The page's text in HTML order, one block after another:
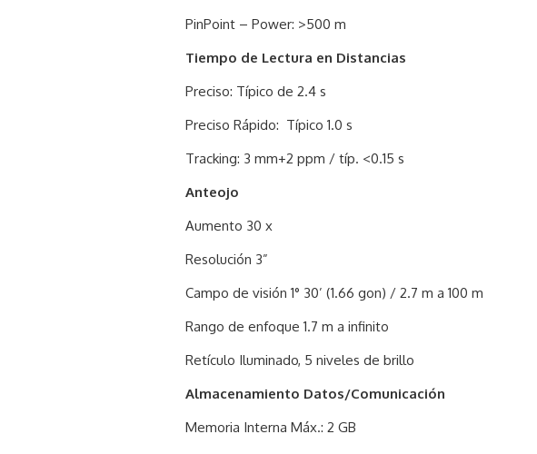
PinPoint – Power: >500 m
Tiempo de Lectura en Distancias
Preciso: Típico de 2.4 s
Preciso Rápido: Típico 1.0 s
Tracking: 3 mm+2 ppm / típ. <0.15 s
Anteojo
Aumento 30 x
Resolución 3”
Campo de visión 1° 30’ (1.66 gon) / 2.7 m a 100 m
Rango de enfoque 1.7 m a infinito
Retículo Iluminado, 5 niveles de brillo
Almacenamiento Datos/Comunicación
Memoria Interna Máx.: 2 GB